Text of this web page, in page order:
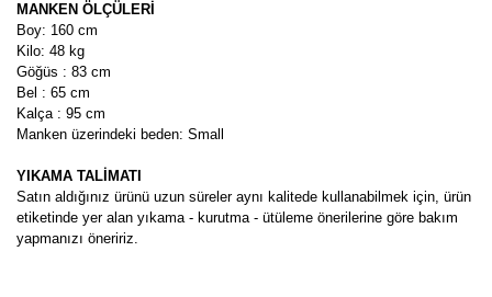
MANKEN ÖLÇÜLERİ
Boy: 160 cm
Kilo: 48 kg
Göğüs : 83 cm
Bel : 65 cm
Kalça : 95 cm
Manken üzerindeki beden: Small
YIKAMA TALİMATI
Satın aldığınız ürünü uzun süreler aynı kalitede kullanabilmek için, ürün
etiketinde yer alan yıkama - kurutma - ütüleme önerilerine göre bakım
yapmanızı öneririz.